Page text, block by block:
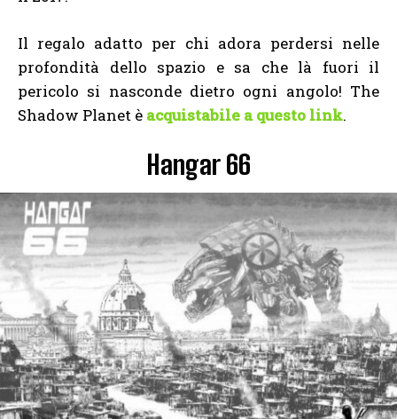
Il regalo adatto per chi adora perdersi nelle
profondità dello spazio e sa che là fuori il
pericolo si nasconde dietro ogni angolo! The
Shadow Planet è acquistabile a questo link.
Hangar 66